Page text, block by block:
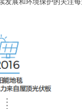
展和环境保护的关注每